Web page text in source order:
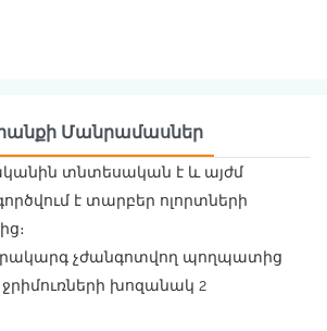
Մանրամասներ
տնտեսական է և այժմ
է տարբեր ոլորտների